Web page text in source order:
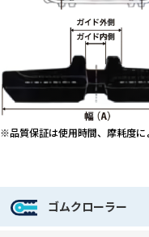
※品質保証は使用時間、摩耗度に
ゴムクローラー